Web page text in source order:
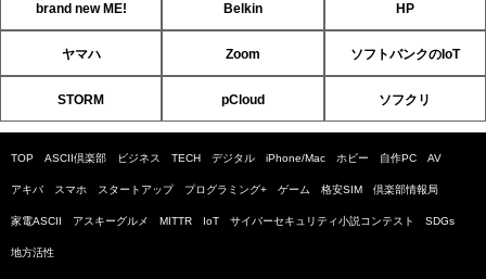
brand new ME! Belkin HP
ヤマハ Zoom ソフトバンクのIoT
STORM pCloud ソフクリ
TOP ASCII倶楽部 ビジネス TECH デジタル iPhone/Mac ホビー 自作PC AV
アキバ スマホ スタートアップ プログラミング+ ゲーム 格安SIM 倶楽部情報局
家電ASCII アスキーグルメ MITTR IoT サイバーセキュリティ小説コンテスト SDGs
地方活性